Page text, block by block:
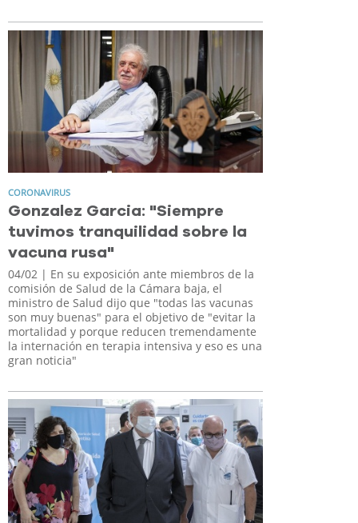
CORONAVIRUS
Gonzalez Garcia: "Siempre
tuvimos tranquilidad sobre la
vacuna rusa"
04/02 | En su exposición ante miembros de la
comisión de Salud de la Cámara baja, el
ministro de Salud dijo que "todas las vacunas
son muy buenas" para el objetivo de "evitar la
mortalidad y porque reducen tremendamente
la internación en terapia intensiva y eso es una
gran noticia"